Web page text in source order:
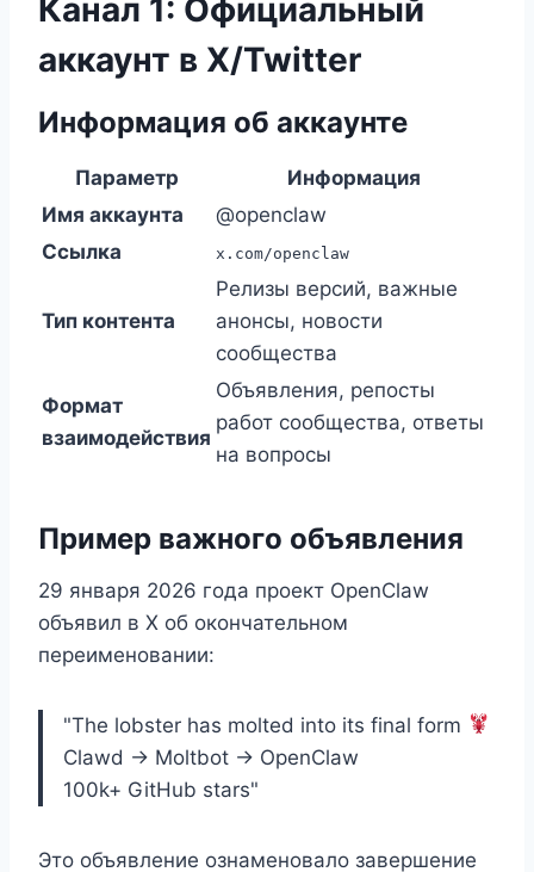
Канал 1: Официальный
аккаунт в X/Twitter
Информация об аккаунте
Параметр
Информация
Имя аккаунта
@openclaw
Ссылка
x.com/openclaw
Тип контента
Релизы версий, важные
анонсы, новости
сообщества
Формат
взаимодействия
Объявления, репосты
работ сообщества, ответы
на вопросы
Пример важного объявления
29 января 2026 года проект OpenClaw
объявил в X об окончательном
переименовании:
"The lobster has molted into its final form
Clawd → Moltbot → OpenClaw
100k+ GitHub stars"
Это объявление ознаменовало завершение